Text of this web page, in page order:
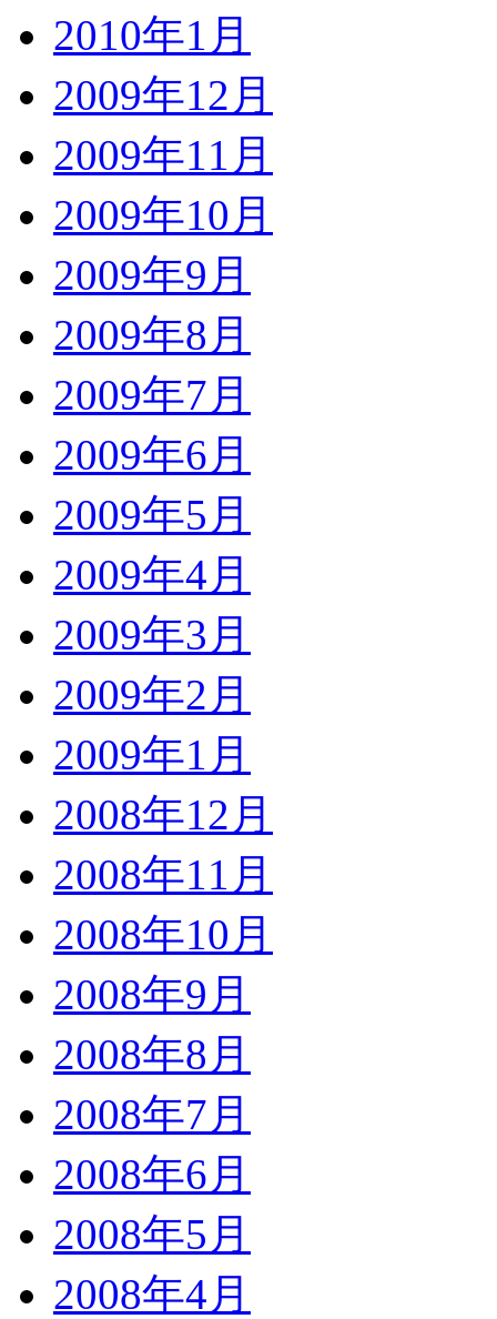
2010年1月
2009年12月
2009年11月
2009年10月
2009年9月
2009年8月
2009年7月
2009年6月
2009年5月
2009年4月
2009年3月
2009年2月
2009年1月
2008年12月
2008年11月
2008年10月
2008年9月
2008年8月
2008年7月
2008年6月
2008年5月
2008年4月